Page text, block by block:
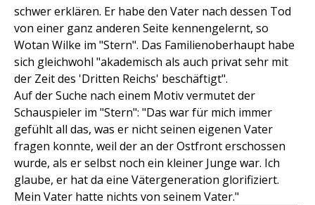
schwer erklären. Er habe den Vater nach dessen Tod
von einer ganz anderen Seite kennengelernt, so
Wotan Wilke im "Stern". Das Familienoberhaupt habe
sich gleichwohl "akademisch als auch privat sehr mit
der Zeit des 'Dritten Reichs' beschäftigt".
Auf der Suche nach einem Motiv vermutet der
Schauspieler im "Stern": "Das war für mich immer
gefühlt all das, was er nicht seinen eigenen Vater
fragen konnte, weil der an der Ostfront erschossen
wurde, als er selbst noch ein kleiner Junge war. Ich
glaube, er hat da eine Vätergeneration glorifiziert.
Mein Vater hatte nichts von seinem Vater."